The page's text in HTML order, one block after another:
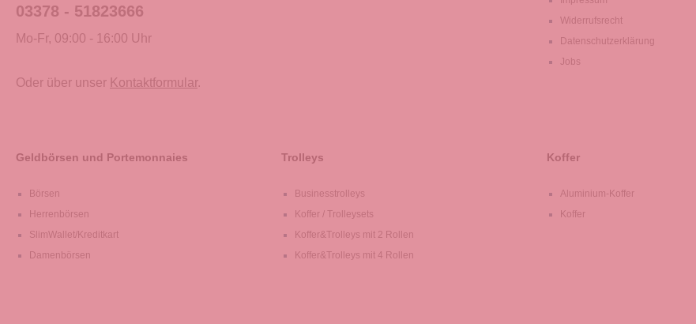
03378 - 51823666
Mo-Fr, 09:00 - 16:00 Uhr
Oder über unser Kontaktformular.
Widerrufsrecht
Datenschutzerklärung
Jobs
Geldbörsen und Portemonnaies
Börsen
Herrenbörsen
SlimWallet/Kreditkart
Damenbörsen
Trolleys
Businesstrolleys
Koffer / Trolleysets
Koffer&Trolleys mit 2 Rollen
Koffer&Trolleys mit 4 Rollen
Koffer
Aluminium-Koffer
Koffer